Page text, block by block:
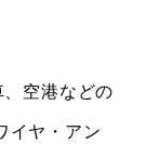
空港などの
イヤ・アン